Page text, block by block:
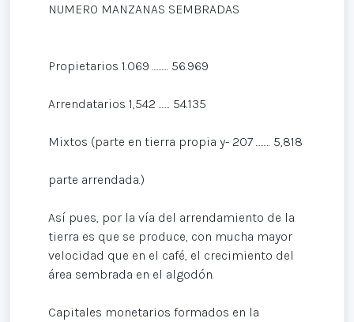
NUMERO MANZANAS SEMBRADAS
Propietarios 1.069 .......... 56.969
Arrendatarios 1,542 ....... 54.135
Mixtos (parte en tierra propia y- 207 ......... 5,818
parte arrendada.)
Así pues, por la vía del arrendamiento de la
tierra es que se produce, con mucha mayor
velocidad que en el café, el crecimiento del
área sembrada en el algodón.
Capitales monetarios formados en la